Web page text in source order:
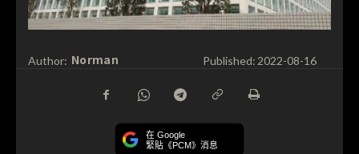
Author: Norman Published: 2022-08-16
在 Google
緊貼《PCM》消息